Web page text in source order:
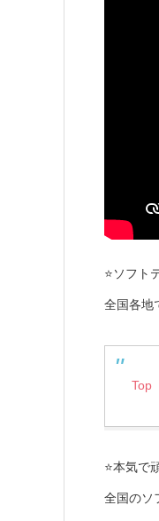
⭐️ソフト
全国各地
Top
⭐️本気で
全国のソ